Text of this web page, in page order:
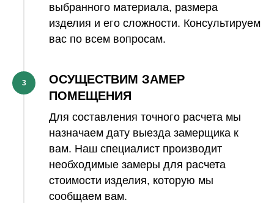
выбранного материала, размера
изделия и его сложности. Консультируем
вас по всем вопросам.
3
ОСУЩЕСТВИМ ЗАМЕР
ПОМЕЩЕНИЯ
Для составления точного расчета мы
назначаем дату выезда замерщика к
вам. Наш специалист производит
необходимые замеры для расчета
стоимости изделия, которую мы
сообщаем вам.